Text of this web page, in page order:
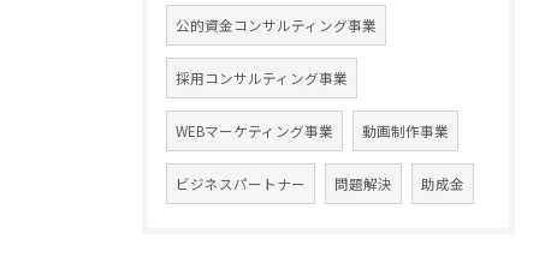
公的資金コンサルティング事業
採用コンサルティング事業
WEBマーケティング事業 動画制作事業
ビジネスパートナー 問題解決 助成金